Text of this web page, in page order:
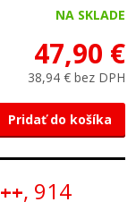
NA SKLADE
47,90 €
38,94 € bez DPH
Pridať do košíka
, 914